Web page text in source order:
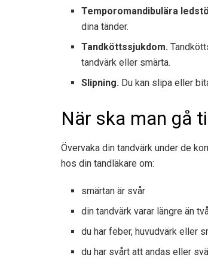
Temporomandibulära
dina tänder.
Tandköttssjukdom.
tandvärk eller smärta.
Slipning. Du kan slipa eller
När ska man gå
Övervaka din tandvärk under de
hos din tandläkare om:
smärtan är svår
din tandvärk varar längre än
du har feber, huvudvärk eller
du har svårt att andas eller